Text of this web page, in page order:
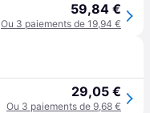
59,84 €
Ou 3 paiements de 19,94 €
29,05 €
Ou 3 paiements de 9,68 €